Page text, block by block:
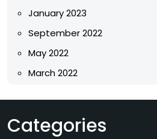
January 2023
September 2022
May 2022
March 2022
Categories